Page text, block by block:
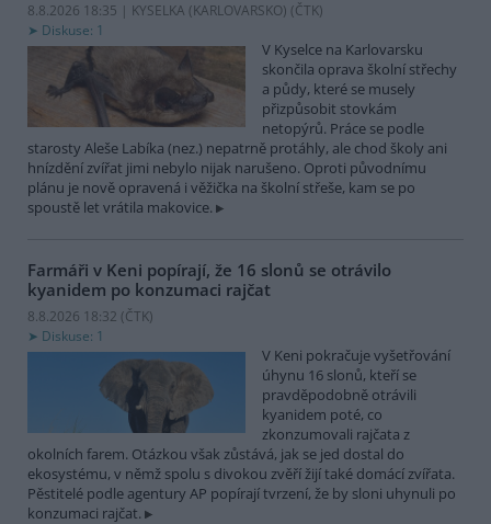
8.8.2026 18:35 | KYSELKA (KARLOVARSKO) (ČTK)
Diskuse: 1
V Kyselce na Karlovarsku
skončila oprava školní střechy
a půdy, které se musely
přizpůsobit stovkám
netopýrů. Práce se podle
starosty Aleše Labíka (nez.) nepatrně protáhly, ale chod školy ani
hnízdění zvířat jimi nebylo nijak narušeno. Oproti původnímu
plánu je nově opravená i věžička na školní střeše, kam se po
spoustě let vrátila makovice.
Farmáři v Keni popírají, že 16 slonů se otrávilo
kyanidem po konzumaci rajčat
8.8.2026 18:32 (ČTK)
Diskuse: 1
V Keni pokračuje vyšetřování
úhynu 16 slonů, kteří se
pravděpodobně otrávili
kyanidem poté, co
zkonzumovali rajčata z
okolních farem. Otázkou však zůstává, jak se jed dostal do
ekosystému, v němž spolu s divokou zvěří žijí také domácí zvířata.
Pěstitelé podle agentury AP popírají tvrzení, že by sloni uhynuli po
konzumaci rajčat.